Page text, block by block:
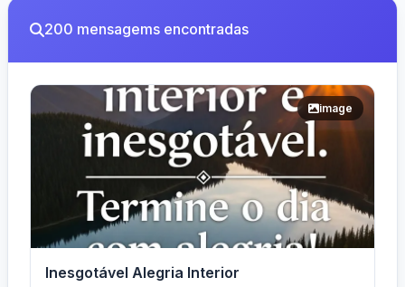
200 mensagems encontradas
image
Inesgotável Alegria Interior